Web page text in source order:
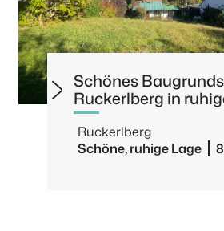
Schönes
Ruckerlberg in
Ruckerlberg
Schöne, ruhige Lage